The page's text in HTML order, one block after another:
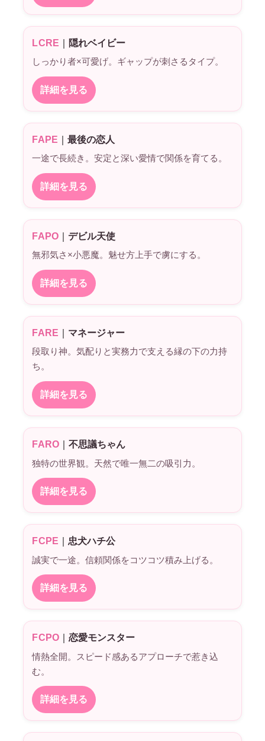
LCRE 隠れベイビー
しっかり者×可愛げ。ギャップが刺さるタイプ。
詳細を見る
FAPE ｜最後の恋人
一途で長続き。安定と深い愛情で関係を育てる。
詳細を見る
FAPO デビル天使
無邪気さ×小悪魔。魅せ方上手で虜にする。
詳細を見る
FARE マネージャー
段取り神。気配りと実務力で支える縁の下の力持
ち。
詳細を見る
FARO ｜不思議ちゃん
独特の世界観。天然で唯一無二の吸引力。
詳細を見る
FCPE 忠犬ハチ公
誠実で一途。信頼関係をコツコツ積み上げる。
詳細を見る
FCPO ｜恋愛モンスター
情熱全開。スピード感あるアプローチで惹き込
む。
詳細を見る